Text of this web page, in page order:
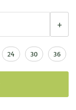
+
24 30 36